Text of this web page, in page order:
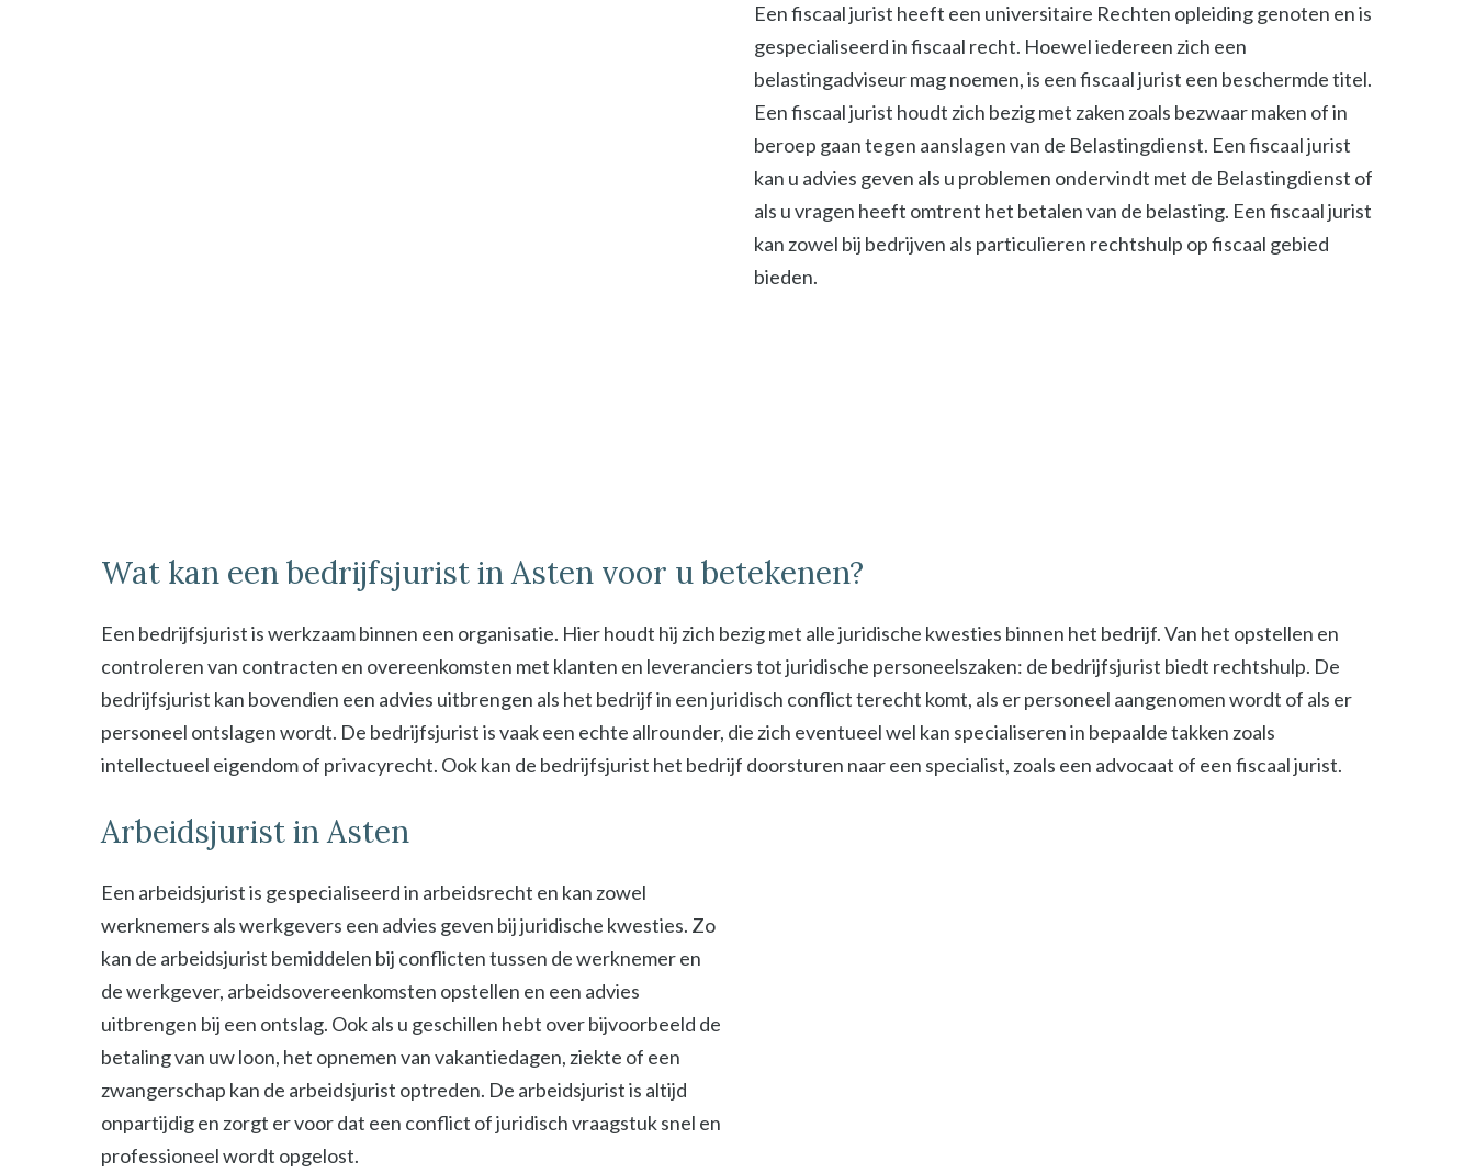
Een fiscaal jurist heeft een universitaire Rechten opleiding genoten en is
gespecialiseerd in fiscaal recht. Hoewel iedereen zich een
belastingadviseur mag noemen, is een fiscaal jurist een beschermde titel.
Een fiscaal jurist houdt zich bezig met zaken zoals bezwaar maken of in
beroep gaan tegen aanslagen van de Belastingdienst. Een fiscaal jurist
kan u advies geven als u problemen ondervindt met de Belastingdienst of
als u vragen heeft omtrent het betalen van de belasting. Een fiscaal jurist
kan zowel bij bedrijven als particulieren rechtshulp op fiscaal gebied
bieden.
Wat kan een bedrijfsjurist in Asten voor u betekenen?
Een bedrijfsjurist is werkzaam binnen een organisatie. Hier houdt hij zich bezig met alle juridische kwesties binnen het bedrijf. Van het opstellen en
controleren van contracten en overeenkomsten met klanten en leveranciers tot juridische personeelszaken: de bedrijfsjurist biedt rechtshulp. De
bedrijfsjurist kan bovendien een advies uitbrengen als het bedrijf in een juridisch conflict terecht komt, als er personeel aangenomen wordt of als er
personeel ontslagen wordt. De bedrijfsjurist is vaak een echte allrounder, die zich eventueel wel kan specialiseren in bepaalde takken zoals
intellectueel eigendom of privacyrecht. Ook kan de bedrijfsjurist het bedrijf doorsturen naar een specialist, zoals een advocaat of een fiscaal jurist.
Arbeidsjurist in Asten
Een arbeidsjurist is gespecialiseerd in arbeidsrecht en kan zowel
werknemers als werkgevers een advies geven bij juridische kwesties. Zo
kan de arbeidsjurist bemiddelen bij conflicten tussen de werknemer en
de werkgever, arbeidsovereenkomsten opstellen en een advies
uitbrengen bij een ontslag. Ook als u geschillen hebt over bijvoorbeeld de
betaling van uw loon, het opnemen van vakantiedagen, ziekte of een
zwangerschap kan de arbeidsjurist optreden. De arbeidsjurist is altijd
onpartijdig en zorgt er voor dat een conflict of juridisch vraagstuk snel en
professioneel wordt opgelost.